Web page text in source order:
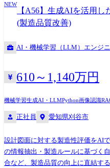
う手段に拘りながら、各事業、サ
いきます。 ●業務詳細 AI R&Dとして、エンジニアリングプロセスを継続
的に進化させる取り組みを推進し
ています。 【主な業務内容】 ・
クルでPoCを主導し、効果を検証
セキュリティ・ガバナンスを含め
をテーマとして、技術検証と結果
アリング部 AI-Native Engineering
社向けプロダクト開発チーム、グ
プロダクト開発チーム、AI R&Dチ
NEW
【A56】生成AIを活用
(製造品質改善)
AI・機械学習（LLM）エンジ
610～1,140万円
機械学習生成AI・LLMPython画像認識
正社員 愛知県刈谷市
設計図面に対する製造性評価をAI
の情報抽出・製造ルールに基づく
合など、製造品質の向上に直結す